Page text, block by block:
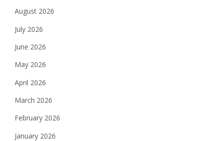
August 2026
July 2026
June 2026
May 2026
April 2026
March 2026
February 2026
January 2026